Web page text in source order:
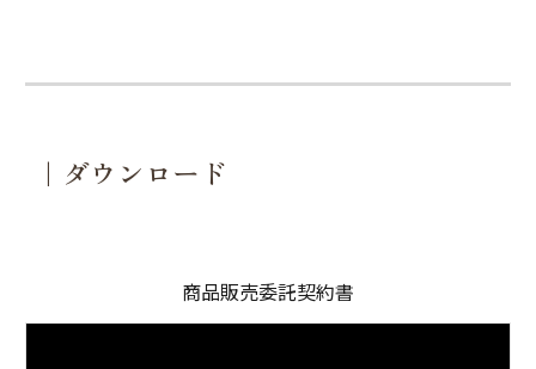
｜ダウンロード
商品販売委託契約書